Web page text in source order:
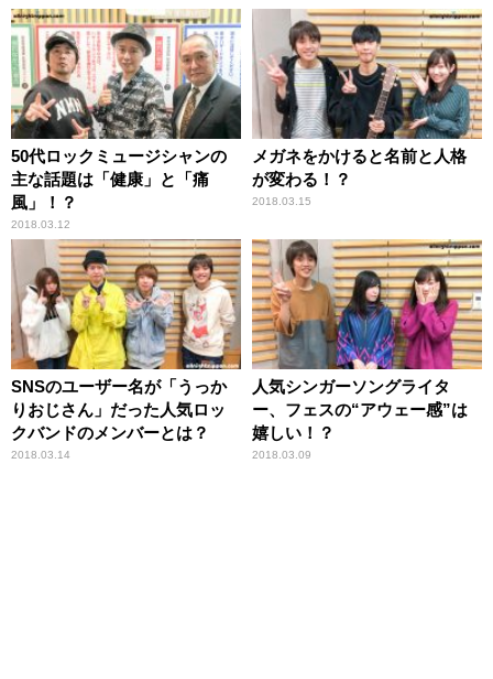
50代ロックミュージシャンの
主な話題は「健康」と「痛
風」！？
2018.03.12
メガネをかけると名前と人格
が変わる！？
2018.03.15
SNSのユーザー名が「うっか
りおじさん」だった人気ロッ
クバンドのメンバーとは？
2018.03.14
人気シンガーソングライタ
ー、フェスの“アウェー感”は
嬉しい！？
2018.03.09